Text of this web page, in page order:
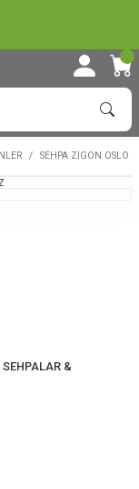
SEHPA ZİGON OSLO
SEHPALAR &